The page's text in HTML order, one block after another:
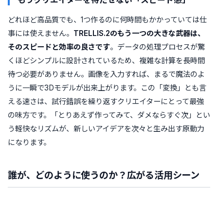
どれほど高品質でも、1つ作るのに何時間もかかっていては仕
事には使えません。 TRELLIS.2のもう一つの大きな武器は、
そのスピードと効率の良さです。データの処理プロセスが驚
くほどシンプルに設計されているため、複雑な計算を長時間
待つ必要がありません。画像を入力すれば、まるで魔法のよ
うに一瞬で3Dモデルが出来上がります。この「変換」とも言
える速さは、試行錯誤を繰り返すクリエイターにとって最強
の味方です。「とりあえず作ってみて、ダメならすぐ次」とい
う軽快なリズムが、新しいアイデアを次々と生み出す原動力
になります。
誰が、どのように使うのか？広がる活用シーン